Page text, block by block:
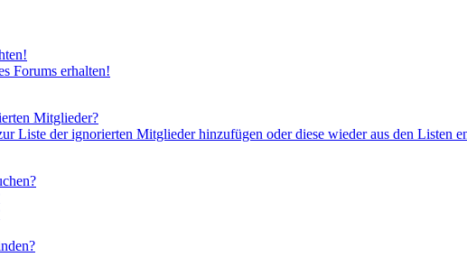
Forums erhalten!
Mitglieder?
Liste der ignorierten Mitglieder hinzufügen oder diese wieder aus den Listen